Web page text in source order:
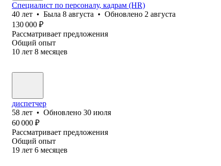
Специалист по персоналу, кадрам (НR)
40 лет • Была 8 августа • Обновлено 2 августа
130 000 ₽
Рассматривает предложения
Общий опыт
10 лет 8 месяцев
диспетчер
58 лет • Обновлено 30 июля
60 000 ₽
Рассматривает предложения
Общий опыт
19 лет 6 месяцев